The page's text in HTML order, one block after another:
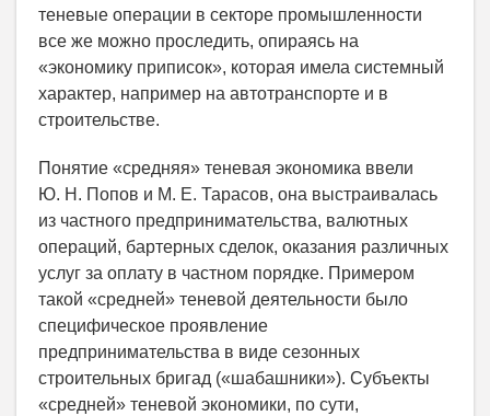
теневые операции в секторе промышленности
все же можно проследить, опираясь на
«экономику приписок», которая имела системный
характер, например на автотранспорте и в
строительстве.
Понятие «средняя» теневая экономика ввели
Ю. Н. Попов и М. Е. Тарасов, она выстраивалась
из частного предпринимательства, валютных
операций, бартерных сделок, оказания различных
услуг за оплату в частном порядке. Примером
такой «средней» теневой деятельности было
специфическое проявление
предпринимательства в виде сезонных
строительных бригад («шабашники»). Субъекты
«средней» теневой экономики, по сути,